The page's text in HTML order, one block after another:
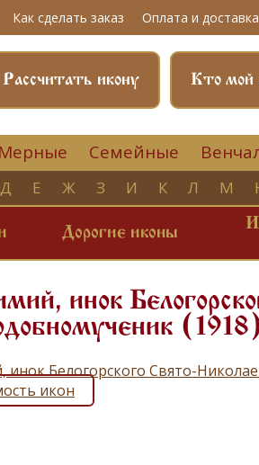
Как сделать заказ Оплата и доставка
Кто мой
Рассчитать икону
Мерные Семейные
Д Е Ж З И К Л М
Дорогие иконы
инок
инок Белогорского Свято-
икон